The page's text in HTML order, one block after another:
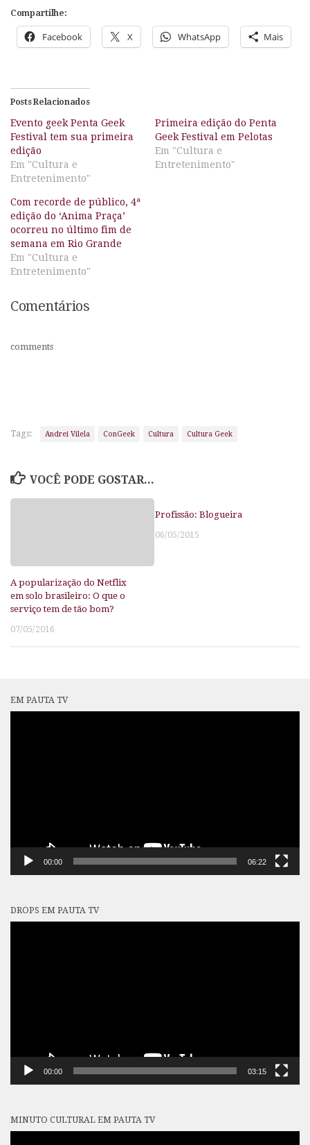
Compartilhe:
Facebook X WhatsApp Mais
Posts Relacionados
Evento geek Penta Geek
Festival tem sua primeira
edição
Em "Cultura e
Entretenimento"
Primeira edição do Penta
Geek Festival em Pelotas
Em "Cultura e
Entretenimento"
Com recorde de público, 4ª
edição do ‘Anima Praça’
ocorreu no último fim de
semana em Rio Grande
Em "Cultura e
Entretenimento"
Comentários
comments
Tags: Andrei Vilela ConGeek Cultura Cultura Geek
VOCÊ PODE GOSTAR...
A popularização do Netflix
em solo brasileiro: O que o
serviço tem de tão bom?
07/05/2016
Profissão: Blogueira
06/05/2015
EM PAUTA TV
00:00 06:22
DROPS EM PAUTA TV
00:00 03:15
MINUTO CULTURAL EM PAUTA TV